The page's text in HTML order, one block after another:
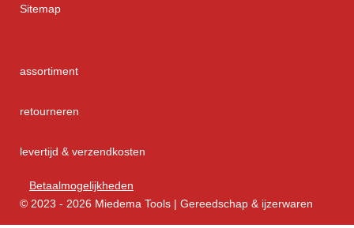
Sitemap
assortiment
retourneren
levertijd & verzendkosten
Betaalmogelijkheden
© 2023 - 2026 Miedema Tools | Gereedschap & ijzerwaren